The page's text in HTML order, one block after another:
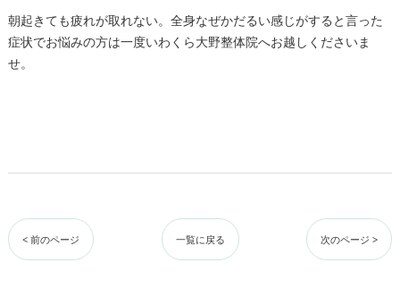
朝起きても疲れが取れない。全身なぜかだるい感じがすると言った
症状でお悩みの方は一度いわくら大野整体院へお越しくださいま
せ。
< 前のページ 一覧に戻る 次のページ >